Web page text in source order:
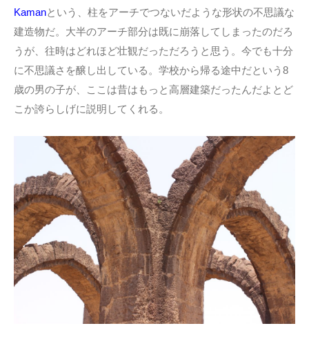
Kamanという、柱をアーチでつないだような形状の不思議な
建造物だ。大半のアーチ部分は既に崩落してしまったのだろ
うが、往時はどれほど壮観だっただろうと思う。今でも十分
に不思議さを醸し出している。学校から帰る途中だという8
歳の男の子が、ここは昔はもっと高層建築だったんだよとど
こか誇らしげに説明してくれる。